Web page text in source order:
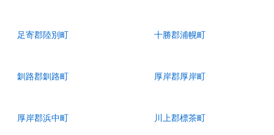
足寄郡陸別町 十勝郡浦幌町
釧路郡釧路町 厚岸郡厚岸町
厚岸郡浜中町 川上郡標茶町